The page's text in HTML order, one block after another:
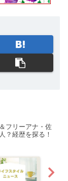
フリーアナ・佐
？経歴を探る！